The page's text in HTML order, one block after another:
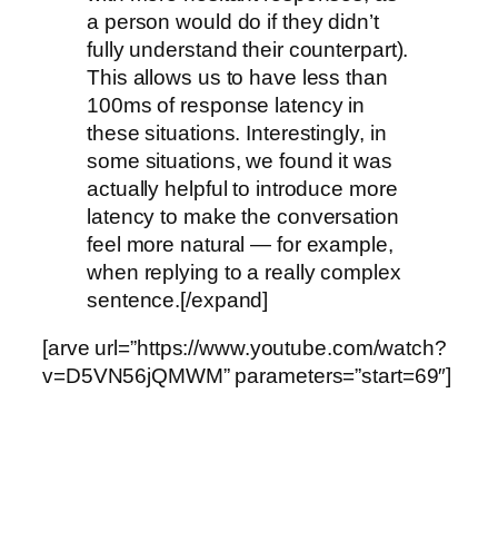
a person would do if they didn’t
fully understand their counterpart).
This allows us to have less than
100ms of response latency in
these situations. Interestingly, in
some situations, we found it was
actually helpful to introduce more
latency to make the conversation
feel more natural — for example,
when replying to a really complex
sentence.[/expand]
[arve url=”https://www.youtube.com/watch?
v=D5VN56jQMWM” parameters=”start=69″]